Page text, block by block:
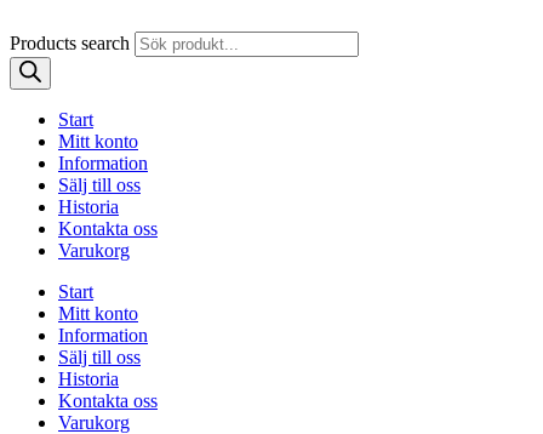
Products search
Start
Mitt konto
Information
Sälj till oss
Historia
Kontakta oss
Varukorg
Start
Mitt konto
Information
Sälj till oss
Historia
Kontakta oss
Varukorg